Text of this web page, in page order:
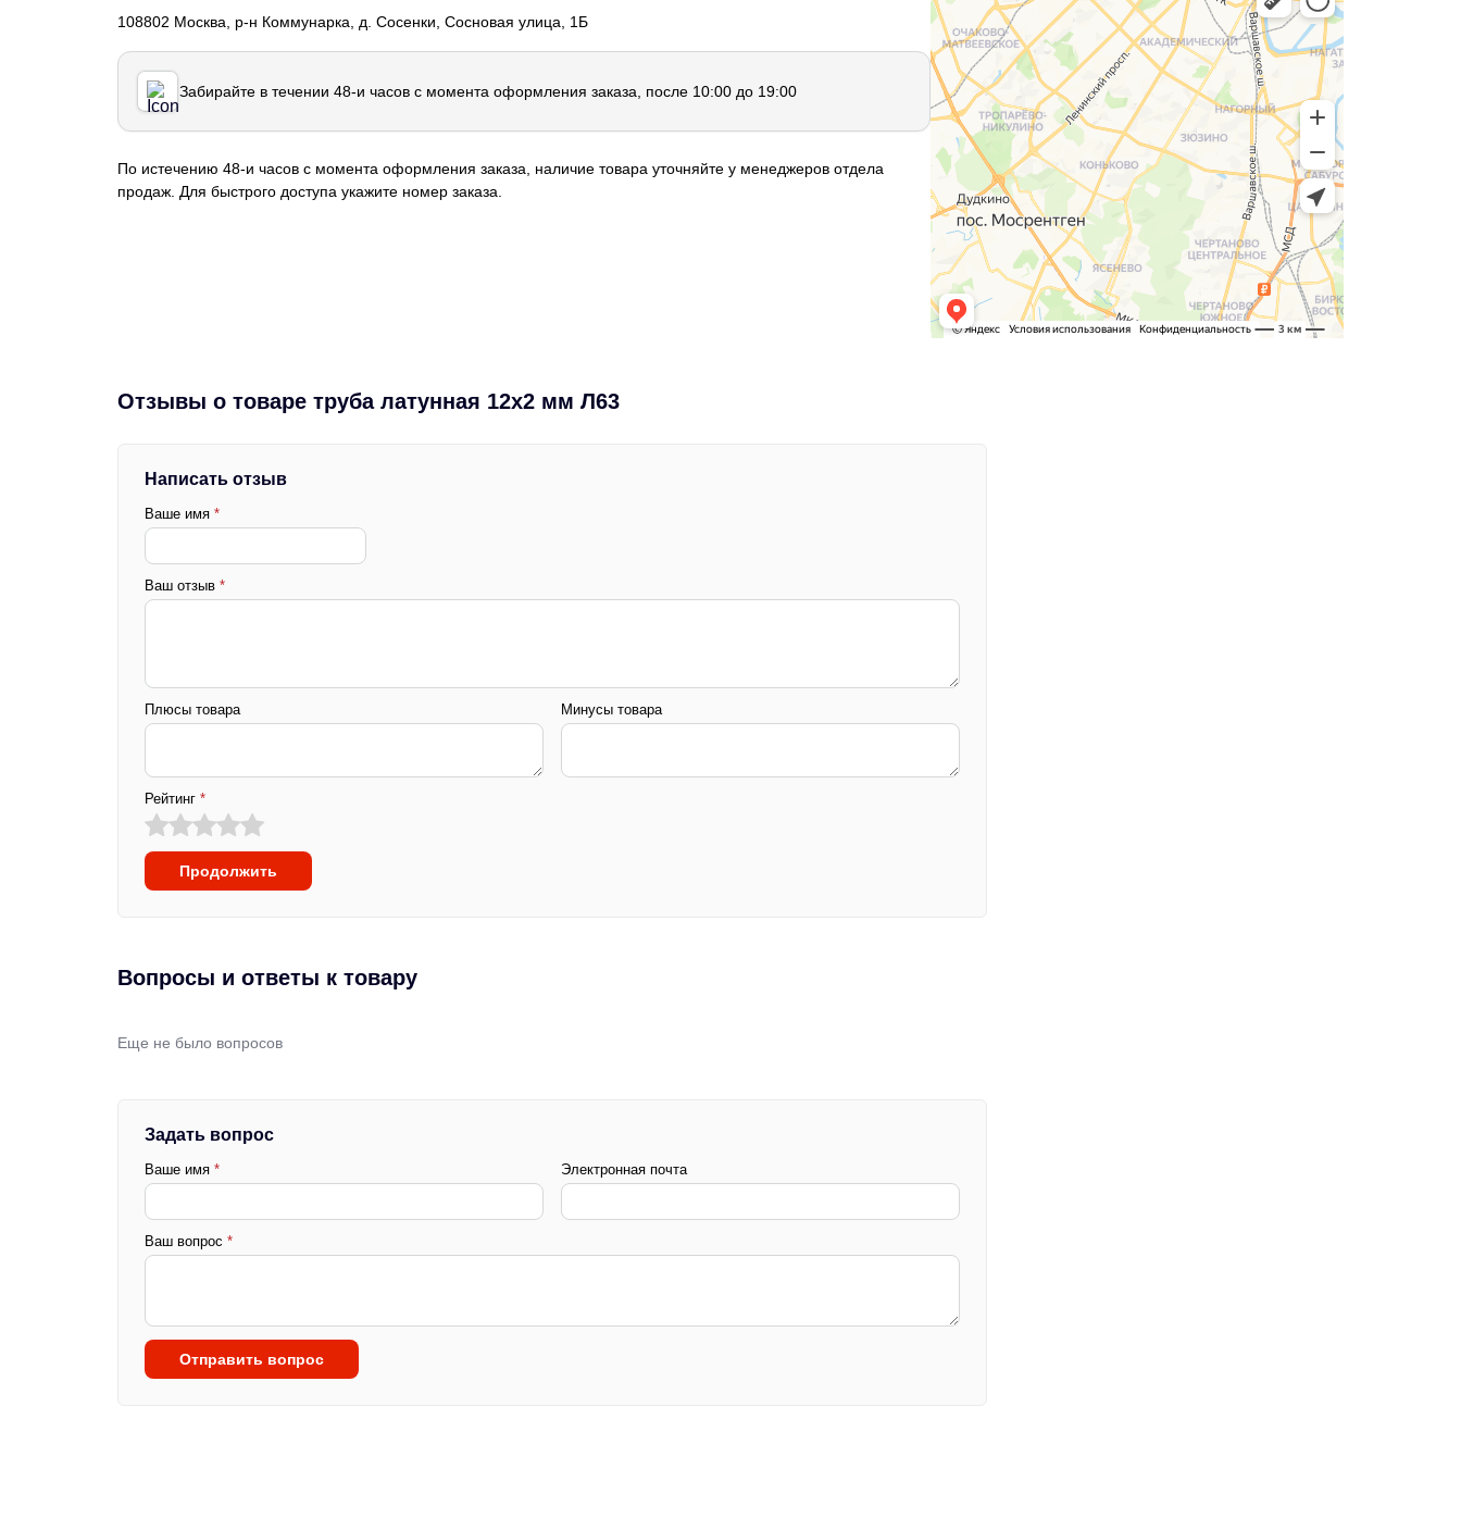
108802 Москва, р-н Коммунарка, д. Сосенки, Сосновая улица, 1Б
Забирайте в течении 48-и часов с момента оформления заказа, после 10:00 до 19:00
По истечению 48-и часов с момента оформления заказа, наличие товара уточняйте у менеджеров отдела
продаж. Для быстрого доступа укажите номер заказа.
Отзывы о товаре труба латунная 12х2 мм Л63
Написать отзыв
Ваше имя *
Ваш отзыв *
Плюсы товара Минусы товара
Рейтинг *
Продолжить
Вопросы и ответы к товару
Еще не было вопросов
Задать вопрос
Ваше имя * Электронная почта
Ваш вопрос *
Отправить вопрос